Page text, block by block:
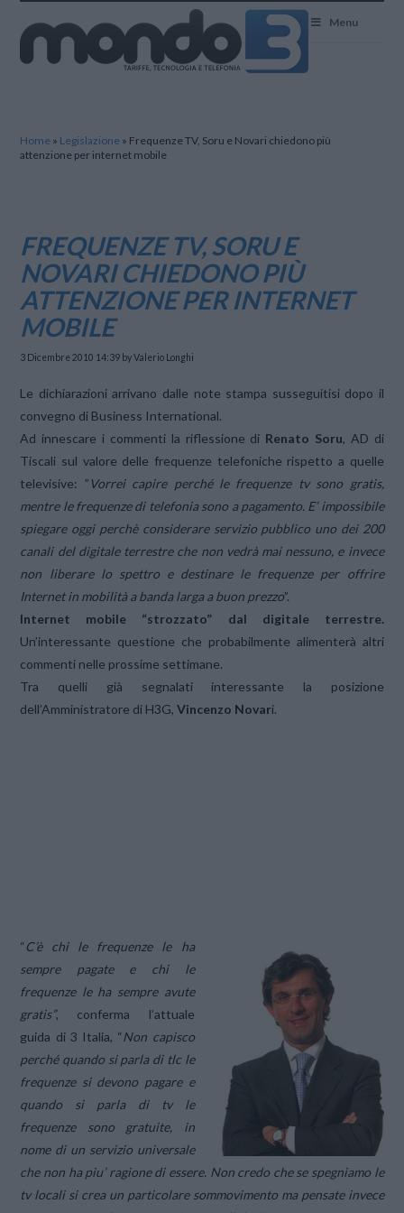
Menu
Home » Legislazione » Frequenze TV, Soru e Novari chiedono più
attenzione per internet mobile
FREQUENZE TV, SORU E
NOVARI CHIEDONO PIÙ
ATTENZIONE PER INTERNET
MOBILE
3 Dicembre 2010 14:39 by Valerio Longhi
Le dichiarazioni arrivano dalle note stampa susseguitisi dopo il
convegno di Business International.
Ad innescare i commenti la riflessione di Renato Soru, AD di
Tiscali sul valore delle frequenze telefoniche rispetto a quelle
televisive: ” Vorrei capire perché le frequenze tv sono gratis,
mentre le frequenze di telefonia sono a pagamento. E’ impossibile
spiegare oggi perchè considerare servizio pubblico uno dei 200
canali del digitale terrestre che non vedrà mai nessuno, e invece
non liberare lo spettro e destinare le frequenze per offrire
Internet in mobilità a banda larga a buon prezzo”.
Internet mobile “strozzato” dal digitale terrestre.
Un’interessante questione che probabilmente alimenterà altri
commenti nelle prossime settimane.
Tra quelli già segnalati interessante la posizione
dell’Amministratore di H3G,Vincenzo Novari.
“ C’è chi le frequenze le ha
sempre pagate e chi le
frequenze le ha sempre avute
gratis”, conferma l’attuale
guida di 3 Italia, “Non capisco
perché quando si parla di tlc le
frequenze si devono pagare e
quando si parla di tv le
frequenze sono gratuite, in
nome di un servizio universale
che non ha piu’ ragione di essere. Non credo che se spegniamo le
tv locali si crea un particolare sommovimento ma pensate invece